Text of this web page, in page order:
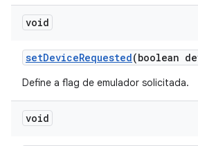
void
setDeviceRequested(boolean
Define a flag de emulador solicitada.
void